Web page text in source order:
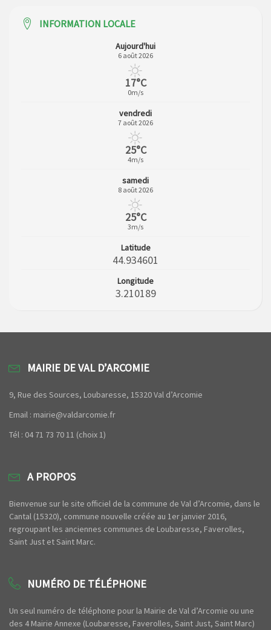
INFORMATION LOCALE
Aujourd'hui
6 août 2026
17°C
0m/s
vendredi
7 août 2026
25°C
4m/s
samedi
8 août 2026
25°C
3m/s
Latitude
44.934601
Longitude
3.210189
MAIRIE DE VAL D’ARCOMIE
9, Rue des Sources, Loubaresse, 15320 Val d’Arcomie
Email : mairie@valdarcomie.fr
Tél : 04 71 73 70 11 (choix 1)
A PROPOS
Bienvenue sur le site officiel de la commune de Val d’Arcomie, dans le
Cantal (15320), commune nouvelle créée au 1er janvier 2016,
regroupant les anciennes communes de Loubaresse, Faverolles,
Saint Just et Saint Marc.
NUMÉRO DE TÉLÉPHONE
Un seul numéro de téléphone pour la Mairie de Val d’Arcomie ou une
des 4 Mairie Annexe (Loubaresse, Faverolles, Saint Just, Saint Marc)